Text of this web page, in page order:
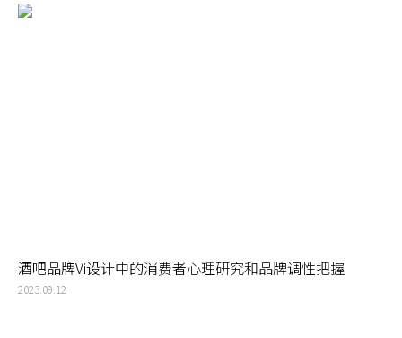
酒吧品牌Vi设计中的消费者心理研究和品牌调性把握
2023.09.12